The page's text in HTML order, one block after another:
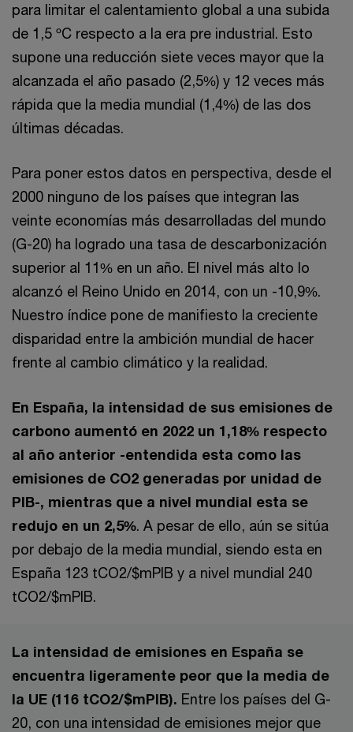
para limitar el calentamiento global a una subida
de 1,5 ºC respecto a la era pre industrial. Esto
supone una reducción siete veces mayor que la
alcanzada el año pasado (2,5%) y 12 veces más
rápida que la media mundial (1,4%) de las dos
últimas décadas.
Para poner estos datos en perspectiva, desde el
2000 ninguno de los países que integran las
veinte economías más desarrolladas del mundo
(G-20) ha logrado una tasa de descarbonización
superior al 11% en un año. El nivel más alto lo
alcanzó el Reino Unido en 2014, con un -10,9%.
Nuestro índice pone de manifiesto la creciente
disparidad entre la ambición mundial de hacer
frente al cambio climático y la realidad.
En España, la intensidad de sus emisiones de
carbono aumentó en 2022 un 1,18% respecto
al año anterior -entendida esta como las
emisiones de CO2 generadas por unidad de
PIB-, mientras que a nivel mundial esta se
redujo en un 2,5%. A pesar de ello, aún se sitúa
por debajo de la media mundial, siendo esta en
España 123 tCO2/$mPIB y a nivel mundial 240
tCO2/$mPIB.
La intensidad de emisiones en España se
encuentra ligeramente peor que la media de
la UE (116 tCO2/$mPIB). Entre los países del G-
20, con una intensidad de emisiones mejor que